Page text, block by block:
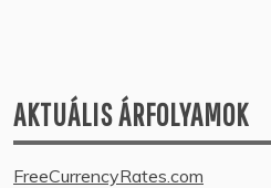
AKTUÁLIS ÁRFOLYAMOK
FreeCurrencyRates.com